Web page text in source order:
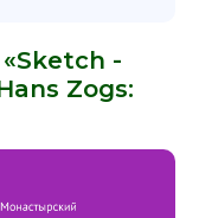
-
Zogs: